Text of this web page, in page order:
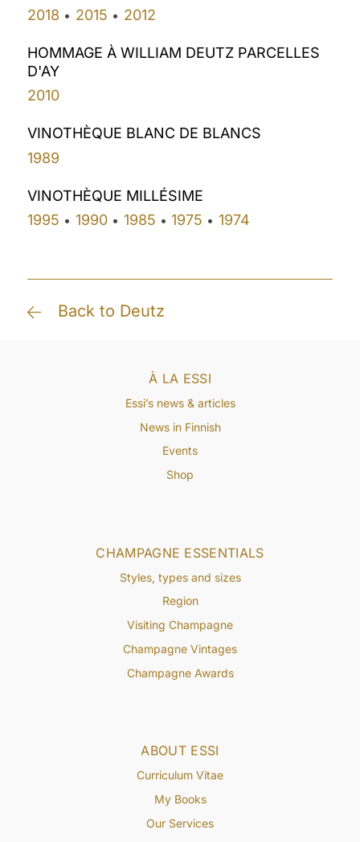
2018 • 2015 • 2012
HOMMAGE À WILLIAM DEUTZ PARCELLES
D'AY
2010
VINOTHÈQUE BLANC DE BLANCS
1989
VINOTHÈQUE MILLÉSIME
1995 • 1990• 1985 • 1975 • 1974
Back to Deutz
ABOUT ESSI
Curriculum Vitae
My Books
Our Services
CHAMPAGNE ESSENTIALS
Styles, types and sizes
Region
Visiting Champagne
Champagne Vintages
Champagne Awards
À LA ESSI
Essi’s news & articles
News in Finnish
Events
Shop